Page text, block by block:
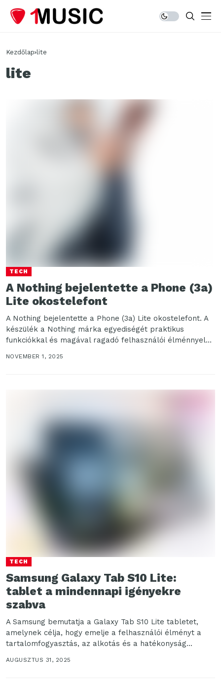
Kezdőlap lite
lite
TECH
A Nothing bejelentette a Phone (3a)
Lite okostelefont
A Nothing bejelentette a Phone (3a) Lite okostelefont. A
készülék a Nothing márka egyediségét praktikus
funkciókkal és magával ragadó felhasználói élménnyel
NOVEMBER 1, 2025
TECH
Samsung Galaxy Tab S10 Lite:
tablet a mindennapi igényekre
szabva
A Samsung bemutatja a Galaxy Tab S10 Lite tabletet,
amelynek célja, hogy emelje a felhasználói élményt a
tartalomfogyasztás, az alkotás és a hatékonyság...
AUGUSZTUS 31, 2025